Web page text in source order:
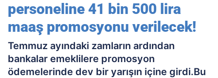
personeline 41 bin 500 lira
maaş promosyonu verilecek!
Temmuz ayındaki zamların ardından
bankalar emeklilere promosyon
ödemelerinde dev bir yarışın içine girdi.Bu